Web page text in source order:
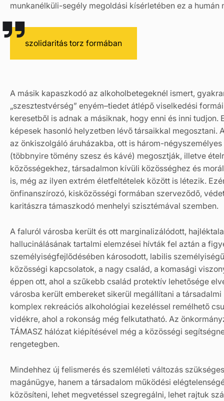
munkanélküli-segély megoldási kísérletében ez a humán
szolidaritás torz formában
A másik kapaszkodó az alkoholbetegeknél ismert,
„szesztestvérség” enyém–tiedet átlépő viselkedési
keresetből is adnak a másiknak, hogy enni és inni
képesek hasonló helyzetben lévő társaikkal megosztani.
az önkiszolgáló áruházakba, ott is három-
(többnyire tömény szesz és kávé) megosztják, illetve
közösségekhez, társadalmon kívüli közösséghez és
is, még az ilyen extrém életfeltételek között is létezik.
önfinanszírozó, kisközösségi formában szerveződő,
karitászra támaszkodó menhelyi szisztémával szemben.
A faluról városba került és ott marginalizálódott,
hallucinálásának tartalmi elemzései hívták fel aztán a
személyiségfejlődésében károsodott, labilis
közösségi kapcsolatok, a nagy család, a komasági
éppen ott, ahol a szűkebb család protektív lehetősége
városba került embereket sikerül megállítani a
komplex rekreációs alkohológiai kezeléssel remélhető
vidékre, ahol a rokonság még felkutatható. Az
TÁMASZ hálózat kiépítésével még a közösségi
rengetegben.
Mindehhez új felismerés és szemléleti változás
magánügye, hanem a társadalom működési
közösíteni, lehet megvetéssel szegregálni, lehet rajtuk